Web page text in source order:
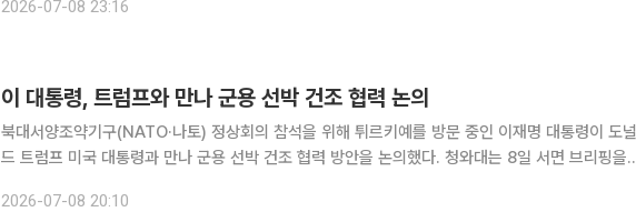
다. 강유정 청와대 수석대변인은 이날 서면브리핑을 통해 "
2026-07-08 23:16
이 대통령, 트럼프와 만나 군용 선박 건조 협력 논의
북대서양조약기구(NATO·나토) 정상회의 참석을 위해 튀르키예를 방문 중인 이재명 대통령이 도널
드 트럼프 미국 대통령과 만나 군용 선박 건조 협력 방안을 논의했다. 청와대는 8일 서면 브리핑을
환영 만찬에서 트럼프 대통령과 만나 군용 선박 건조와 관련한 후속
2026-07-08 20:10